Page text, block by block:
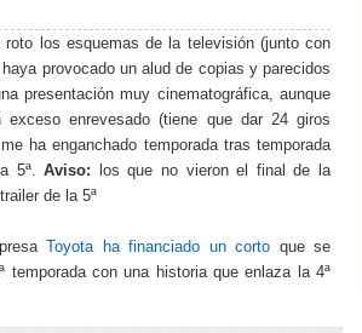
los esquemas de la televisión (junto con
provocado un alud de copias y parecidos
presentación muy cinematográfica, aunque
enrevesado (tiene que dar 24 giros
ha enganchado temporada tras temporada
5ª.Aviso: los que no vieron el final de la
de la 5ª
Toyota ha financiado un corto que se
temporada con una historia que enlaza la 4ª